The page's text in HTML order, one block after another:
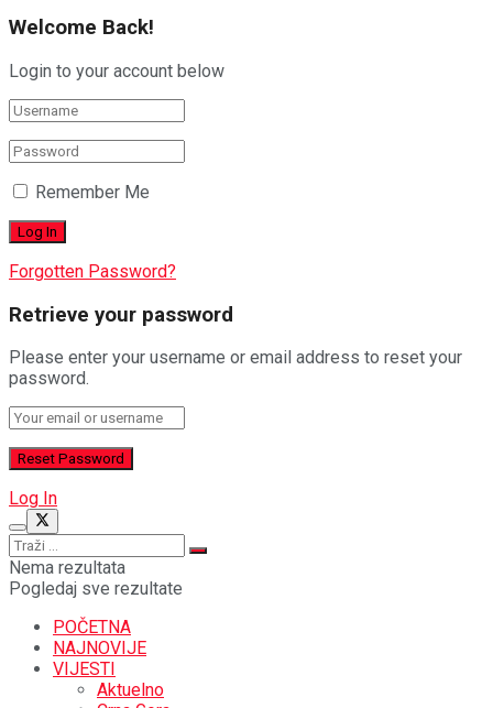
Welcome Back!
Login to your account below
Remember Me
Forgotten Password?
Retrieve your password
Please enter your username or email address to reset your
password.
Log In
Nema rezultata
Pogledaj sve rezultate
POČETNA
NAJNOVIJE
VIJESTI
Aktuelno